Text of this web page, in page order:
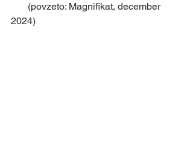
2024)